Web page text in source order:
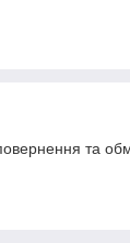
та